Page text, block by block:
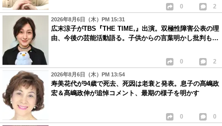
0 2
2026年8月6日（木）PM 15:31
広末涼子がTBS『THE TIME,』出演。双極性障害公表の理
由、今後の芸能活動語る。子供からの言葉明かし批判も…
0 2
2026年8月6日（木）PM 13:54
寿美花代が94歳で死去、死因は老衰と発表。息子の髙嶋政
宏＆髙嶋政伸が追悼コメント、最期の様子を明かす
0 0